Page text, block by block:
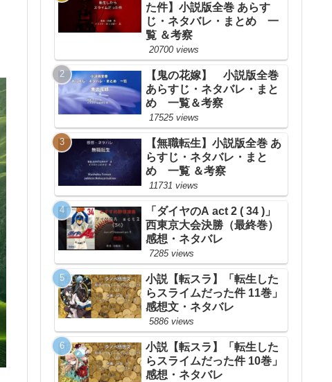
た件】小説版全巻 あらす
じ・ネタバレ・まとめ 一
覧 ＆考察
20700 views
【鬼の花嫁】 小説版全巻
あらすじ・ネタバレ・まと
め 一覧＆考察
17525 views
【無職転生】小説版全巻 あ
らすじ・ネタバレ・まと
め 一覧 ＆考察
11731 views
「ダイヤのA act 2 ( 34 )」
西東京大会決勝（最終巻）
感想・ネタバレ
7285 views
小説【転スラ】「転生した
らスライムだった件 11巻」
感想文・ネタバレ
5886 views
小説【転スラ】「転生した
らスライムだった件 10巻」
感想・ネタバレ